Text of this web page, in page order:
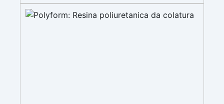
compatibile con superfici in resina, legno,
cemento e acrilico. ✅ Semplice Manutenzione: